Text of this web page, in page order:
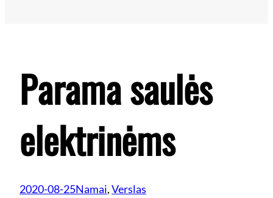
Parama saulės
elektrinėms
2020-08-25Namai, Verslas